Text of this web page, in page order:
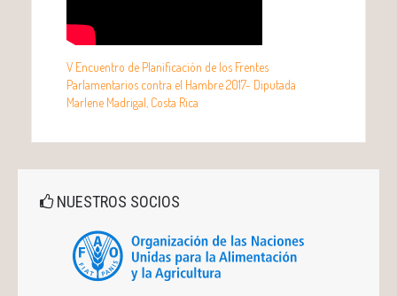
V Encuentro de Planificación de los Frentes
Parlamentarios contra el Hambre 2017- Diputada
Marlene Madrigal, Costa Rica
NUESTROS SOCIOS